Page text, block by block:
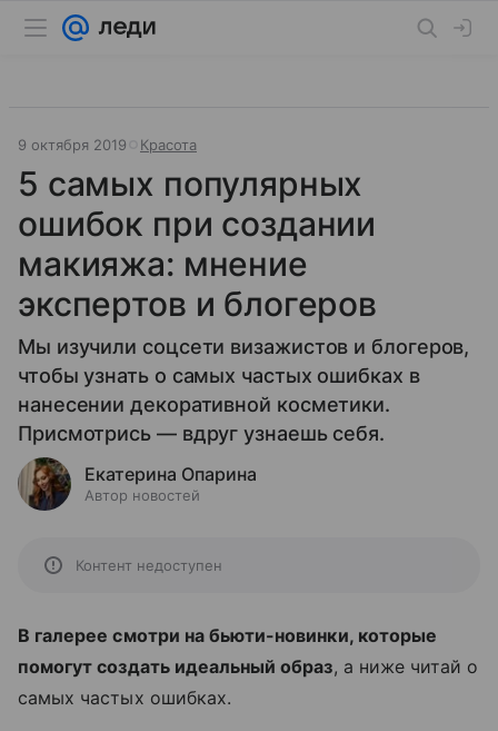
9 октября 2019 Красота
5 самых популярных
ошибок при создании
макияжа: мнение
экспертов и блогеров
Мы изучили соцсети визажистов и блогеров,
чтобы узнать о самых частых ошибках в
нанесении декоративной косметики.
Присмотрись — вдруг узнаешь себя.
Екатерина Опарина
Автор новостей
Контент недоступен
В галерее смотри на бьюти-новинки, которые
помогут создать идеальный образ, а ниже читай о
самых частых ошибках.